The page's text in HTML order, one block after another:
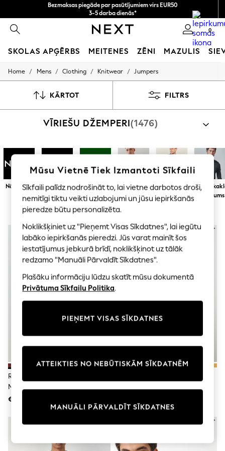
3-5 darba dienās*
Tagad jūs varat
iepirkties latviešu valodā!
norēķināšanās ar Maksājums caur banku
0
SKOLAS APĢĒRBS MEITENES ZĒNI MAZULIS
SCHOOLWEAR
Shoes
Shirts
Coats & Jackets
Socks
All Boys Sport & Swimwear
Trainers & Pumps
Swimwear
Shorts
Joggers
adidas
Nike
Shoes
Dresses
Trousers
Polo Shirts
Sweatshirts
Underwear
Multipacks
All Girls Sports & Swimwear
Swimwear
Joggers
Home / Mens / Clothing / Knitwear / Jumpers
KĀRTOT FILTRS
VĪRIEŠU DŽEMPERI(1476)
Nākamais Superdry Barbour
Round / Crew
Neck
Rāvējslēdzēja
kakla
izgriezums
V veida
izgriezums
Roibosa Sarkanais - Reiss Wessex
Merino Vilnas Džemperis Ar
Apaļu Kakla Izgriezumu
€149
Mūsu Vietnē Tiek Izmantoti Sīkfaili
Sīkfaili palīdz nodrošināt to, lai vietne darbotos droši,
nemitīgi tiktu veikti uzlabojumi un jūsu iepirkšanās
pieredze būtu personalizēta.
Noklikšķiniet uz "Pieņemt Visas Sīkdatnes", lai iegūtu
labāko iepirkšanās pieredzi. Jūs varat mainīt šos
iestatījumus jebkurā brīdī, noklikšķinot uz tālāk
redzamo "Manuāli Pārvaldīt Sīkdatnes".
Plašāku informāciju lūdzu skatīt mūsu dokumentā
Privātuma Sīkfailu Politika.
PIEŅEMT VISAS SĪKDATNES
MANUĀLI PĀRVALDĪT SĪKDATNES
ATTEIKTIES NO NEBŪTISKĀM SĪKDATNĒM